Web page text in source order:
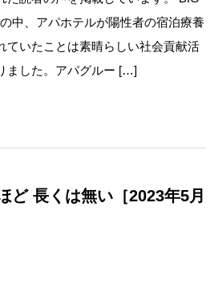
中、アパホテルが陽性者の宿泊療養
ていたことは素晴らしい社会貢献活
ました。アパグルー […]
ど 長くは無い［2023年5月